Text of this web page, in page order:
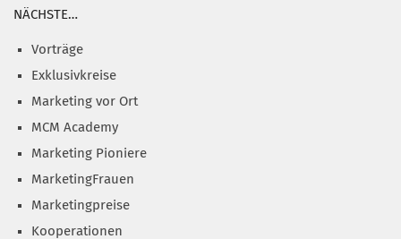
NÄCHSTE…
Vorträge
Exklusivkreise
Marketing vor Ort
MCM Academy
Marketing Pioniere
MarketingFrauen
Marketingpreise
Kooperationen